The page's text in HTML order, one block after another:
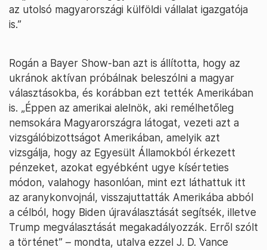
az utolsó magyarországi külföldi vállalat igazgatója
is.”
Rogán a Bayer Show-ban azt is állította, hogy az
ukránok aktívan próbálnak beleszólni a magyar
választásokba, és korábban ezt tették Amerikában
is. „Éppen az amerikai alelnök, aki remélhetőleg
nemsokára Magyarországra látogat, vezeti azt a
vizsgálóbizottságot Amerikában, amelyik azt
vizsgálja, hogy az Egyesült Államokból érkezett
pénzeket, azokat egyébként ugye kísérteties
módon, valahogy hasonlóan, mint ezt láthattuk itt
az aranykonvojnál, visszajuttatták Amerikába abból
a célból, hogy Biden újraválasztását segítsék, illetve
Trump megválasztását megakadályozzák. Erről szólt
a történet” – mondta, utalva ezzel J. D. Vance